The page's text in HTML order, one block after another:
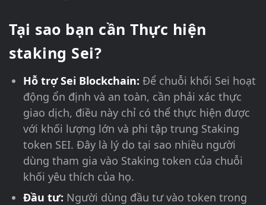
Tại sao bạn cần Thực hiện
staking Sei?
Hỗ trợ Sei Blockchain: Để chuỗi khối Sei hoạt
động ổn định và an toàn, cần phải xác thực
giao dịch, điều này chỉ có thể thực hiện được
với khối lượng lớn và phi tập trung Staking
token SEI. Đây là lý do tại sao nhiều người
dùng tham gia vào Staking token của chuỗi
khối yêu thích của họ.
Đầu tư: Người dùng đầu tư vào token trong